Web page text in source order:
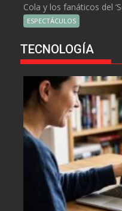
Cola y los fanáticos del
ESPECTÁCULOS
TECNOLOGÍA